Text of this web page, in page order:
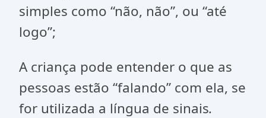
simples como “não, não”, ou “até
logo”;
A criança pode entender o que as
pessoas estão “falando” com ela, se
for utilizada a língua de sinais.